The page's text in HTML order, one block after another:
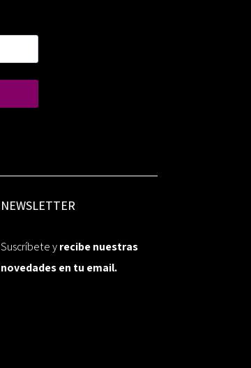
NEWSLETTER
Suscríbete yrecibe nuestras
novedades en tu email.